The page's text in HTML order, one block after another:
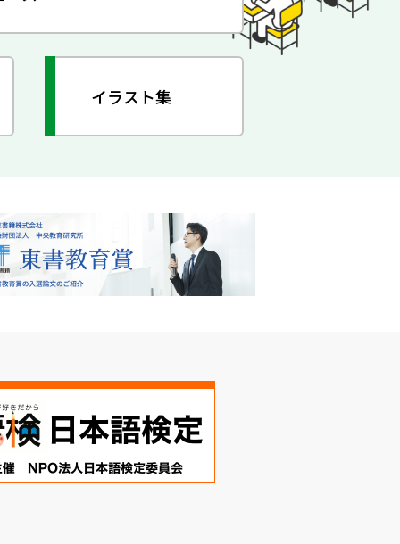
イラスト集